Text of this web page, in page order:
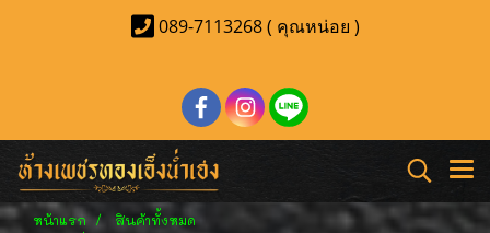
089-7113268 ( คุณหน่อย )
หน้าแรก
สินค้าทั้งหมด